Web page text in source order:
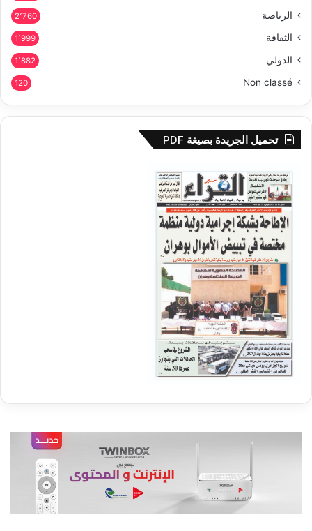
الرياضة 2٬760
الثقافة 1٬999
الدولي 1٬882
Non classé
120
تحميل الجريدة بصيغة PDF